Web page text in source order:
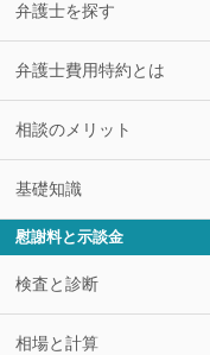
弁護士を探す
弁護士費用特約とは
相談のメリット
基礎知識
慰謝料と示談金
検査と診断
相場と計算